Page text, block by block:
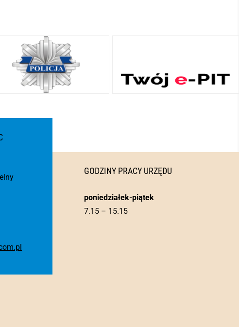
GODZINY PRACY URZĘDU
poniedziałek-piątek
7.15 – 15.15